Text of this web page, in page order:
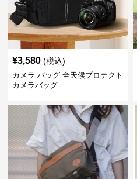
¥3,580 (税込)
カメラ バッグ 全天候プロテクト
カメラバッグ